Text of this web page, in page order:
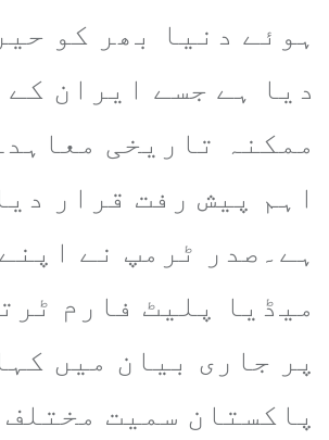
ہوئے دنیا بھر کو
دیا ہے جسے ایران کے
ممکنہ تاریخی
اہم پیش رفت قرار
ہے۔صدر ٹرمپ نے
میڈیا پلیٹ فارم
پر جاری بیان میں
پاکستان سمیت